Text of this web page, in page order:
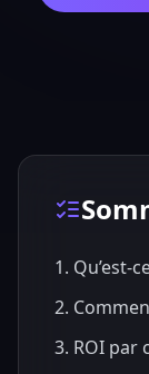
1. Qu’est-
2.
3. ROI par